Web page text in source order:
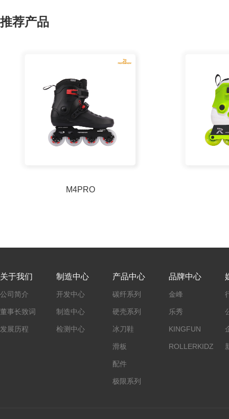
推荐产品
M4PRO
关于我们
公司简介
董事长致词
发展历程
制造中心
开发中心
制造中心
检测中心
产品中心
碳纤系列
硬壳系列
冰刀鞋
滑板
配件
极限系列
品牌中心
金峰
乐秀
KINGFUN
ROLLERKIDZ